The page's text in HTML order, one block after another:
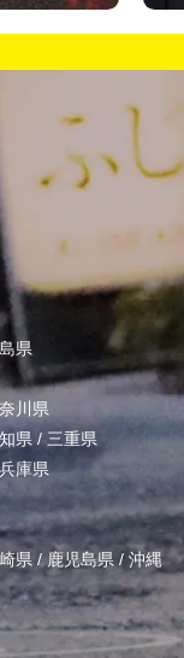
県
川県
県 / 三重県
兵庫県
県 /鹿児島県 / 沖縄